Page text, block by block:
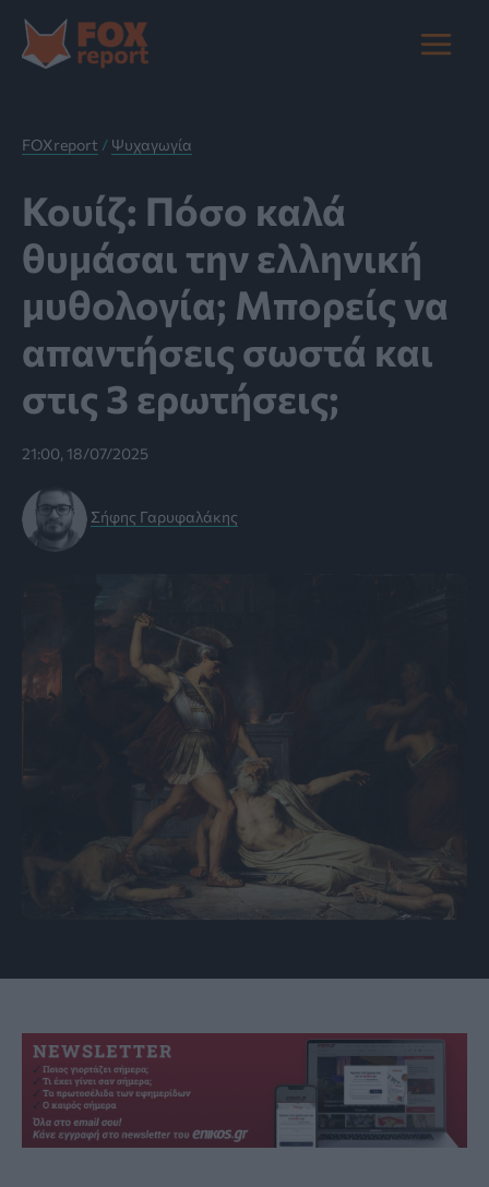
στο
περιεχόμενο
Main
FOXreport / Ψυχαγωγία
Κουίζ: Πόσο καλά
θυμάσαι την ελληνική
μυθολογία; Μπορείς να
απαντήσεις σωστά και
στις 3 ερωτήσεις;
21:00, 18/07/2025
Σήφης Γαρυφαλάκης